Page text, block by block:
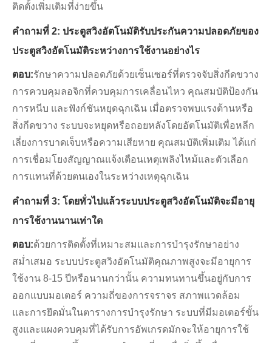
ติดตั้งเพิ่มเติมที่ง่ายขึ้น
คำถามที่ 2: ประตูสวิงอัตโนมัติรับประกันความปลอดภัยของ
ประตูสวิงอัตโนมัติระหว่างการใช้งานอย่างไร
ตอบ:รักษาความปลอดภัยด้วยเซ็นเซอร์ที่ตรวจจับสิ่งกีดขวาง
การควบคุมลอจิกที่ควบคุมการเคลื่อนไหว คุณสมบัติป้องกัน
การหนีบ และฟังก์ชันหยุดฉุกเฉิน เมื่อตรวจพบแรงต้านหรือ
สิ่งกีดขวาง ระบบจะหยุดหรือถอยหลังโดยอัตโนมัติเพื่อหลีก
เลี่ยงการบาดเจ็บหรือความเสียหาย คุณสมบัติเพิ่มเติม ได้แก่
การเชื่อมโยงสัญญาณแจ้งเตือนเหตุเพลิงไหม้และตัวเลือก
การแทนที่ด้วยตนเองในระหว่างเหตุฉุกเฉิน
คำถามที่ 3: โดยทั่วไปแล้วระบบประตูสวิงอัตโนมัติจะมีอายุ
การใช้งานนานเท่าใด
ตอบ:ด้วยการติดตั้งที่เหมาะสมและการบำรุงรักษาอย่าง
สม่ำเสมอ ระบบประตูสวิงอัตโนมัติคุณภาพสูงจะมีอายุการ
ใช้งาน 8-15 ปีหรือนานกว่านั้น ความทนทานขึ้นอยู่กับการ
ออกแบบมอเตอร์ ความถี่ของการจราจร สภาพแวดล้อม
และการยึดมั่นในตารางการบำรุงรักษา ระบบที่มีมอเตอร์ขั้น
สูงและแผงควบคุมที่ได้รับการอัพเกรดมักจะให้อายุการใช้